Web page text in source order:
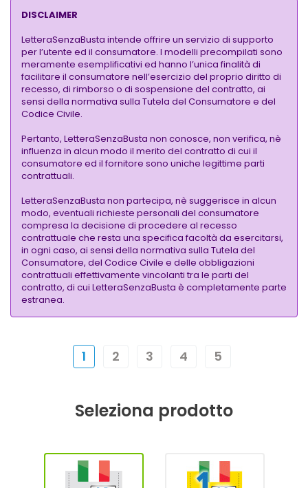
DISCLAIMER
LetteraSenzaBusta intende offrire un servizio di supporto
per l’utente ed il consumatore. I modelli precompilati sono
meramente esemplificativi ed hanno l’unica finalità di
facilitare il consumatore nell’esercizio del proprio diritto di
recesso, di rimborso o di sospensione del contratto, ai
sensi della normativa sulla Tutela del Consumatore e del
Codice Civile.
Pertanto, LetteraSenzaBusta non conosce, non verifica, nè
influenza in alcun modo il merito del contratto di cui il
consumatore ed il fornitore sono uniche legittime parti
contrattuali.
LetteraSenzaBusta non partecipa, nè suggerisce in alcun
modo, eventuali richieste personali del consumatore
compresa la decisione di procedere al recesso
contrattuale che resta una specifica facoltà da esercitarsi,
in ogni caso, ai sensi della normativa sulla Tutela del
Consumatore, del Codice Civile e delle obbligazioni
contrattuali effettivamente vincolanti tra le parti del
contratto, di cui LetteraSenzaBusta è completamente parte
estranea.
1 2 3 4 5
Seleziona prodotto